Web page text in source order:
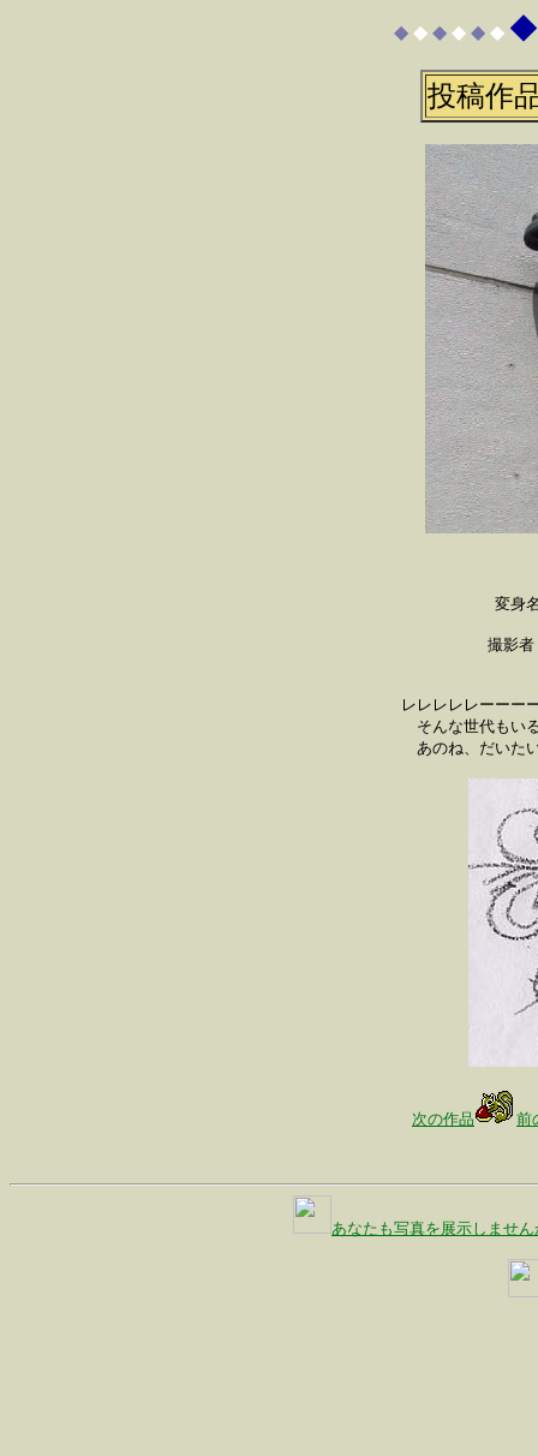
◆ ◆ ◆ ◆ ◆ ◆ ◆
投稿作
変身
撮影者
レレレレレーーー
そんな世代もい
あのね、だいた
次の作品 前
あなたも写真を展示しません